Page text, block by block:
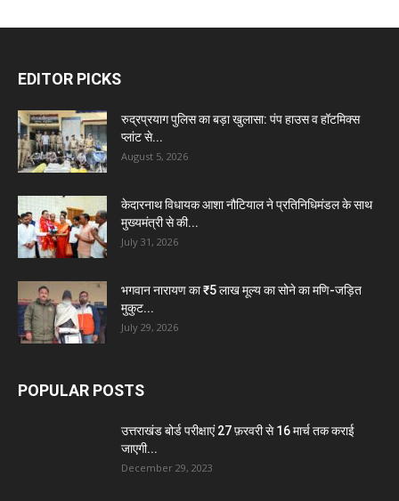
EDITOR PICKS
रुद्रप्रयाग पुलिस का बड़ा खुलासा: पंप हाउस व हॉटमिक्स
प्लांट से...
August 5, 2026
केदारनाथ विधायक आशा नौटियाल ने प्रतिनिधिमंडल के साथ
मुख्यमंत्री से की...
July 31, 2026
भगवान नारायण का ₹5 लाख मूल्य का सोने का मणि-जड़ित
मुकुट...
July 29, 2026
POPULAR POSTS
उत्तराखंड बोर्ड परीक्षाएं 27 फ़रवरी से 16 मार्च तक कराई
जाएगी...
December 29, 2023